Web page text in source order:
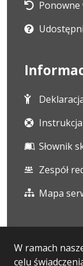
W ramach
celu
Słownik
Zespół
Mapa